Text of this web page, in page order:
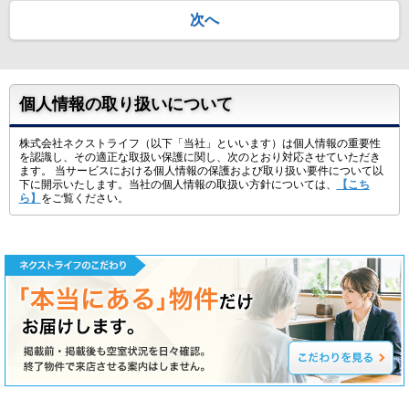
次へ
個人情報の取り扱いについて
株式会社ネクストライフ（以下「当社」といいます）は個人情報の重要性
を認識し、その適正な取扱い保護に関し、次のとおり対応させていただき
ます。 当サービスにおける個人情報の保護および取り扱い要件について以
下に開示いたします。当社の個人情報の取扱い方針については、
【こち
ら】
をご覧ください。